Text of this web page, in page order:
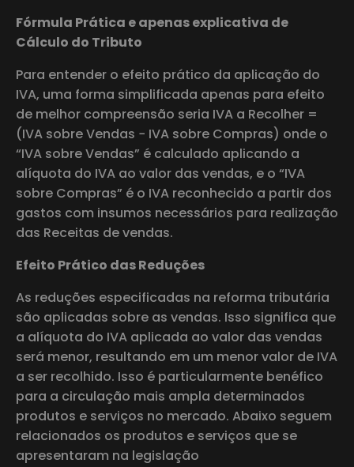
Fórmula Prática e apenas explicativa de
Cálculo do Tributo
Para entender o efeito prático da aplicação do
IVA, uma forma simplificada apenas para efeito
de melhor compreensão seria IVA a Recolher =
(IVA sobre Vendas − IVA sobre Compras) onde o
“IVA sobre Vendas” é calculado aplicando a
alíquota do IVA ao valor das vendas, e o “IVA
sobre Compras” é o IVA reconhecido a partir dos
gastos com insumos necessários para realização
das Receitas de vendas.
Efeito Prático das Reduções
As reduções especificadas na reforma tributária
são aplicadas sobre as vendas. Isso significa que
a alíquota do IVA aplicada ao valor das vendas
será menor, resultando em um menor valor de IVA
a ser recolhido. Isso é particularmente benéfico
para a circulação mais ampla determinados
produtos e serviços no mercado. Abaixo seguem
relacionados os produtos e serviços que se
apresentaram na legislação